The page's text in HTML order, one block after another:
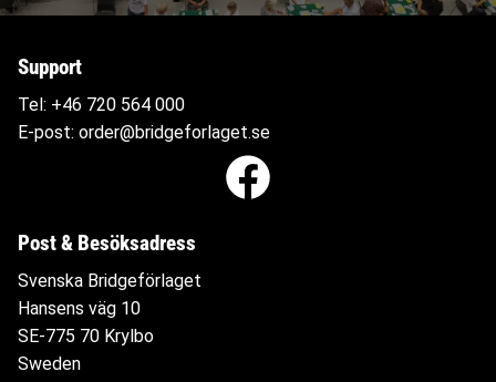
Support
Tel: +46 720 564 000
E-post: order@bridgeforlaget.se
Post & Besöksadress
Svenska Bridgeförlaget
Hansens väg 10
SE-775 70 Krylbo
Sweden